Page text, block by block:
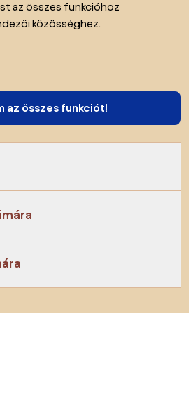
az összes funkcióhoz
közösséghez.
az összes funkciót!